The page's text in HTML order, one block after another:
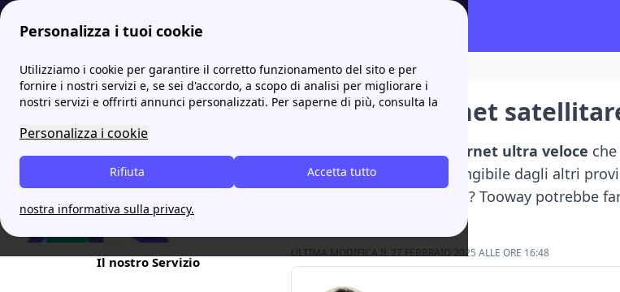
Personalizza i tuoi cookie
Utilizziamo i cookie per garantire il corretto funzionamento del sito e per
fornire i nostri servizi e, se sei d'accordo, a scopo di analisi per migliorare i
nostri servizi e offrirti annunci personalizzati. Per saperne di più, consulta la
Personalizza i cookie
Accetta tutto
Rifiuta
nostra informativa sulla privacy.
Internet Casa Tooway: internet satellitare in fibra o adsl
Il nostro Servizio
Tooway: internet
Tooway è un serviziointernet ultra veloce
zona difficilmente raggiungibile dagli altri
? Tooway potrebbe
ULTIMA MODIFICA IL 27 FEBBRAIO 2025 ALLE ORE 16:48